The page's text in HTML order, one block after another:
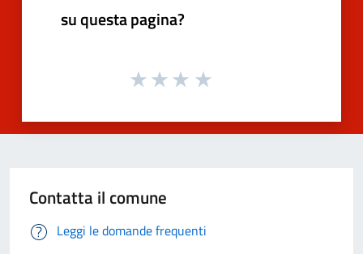
su questa pagina?
Contatta il comune
Leggi le domande frequenti